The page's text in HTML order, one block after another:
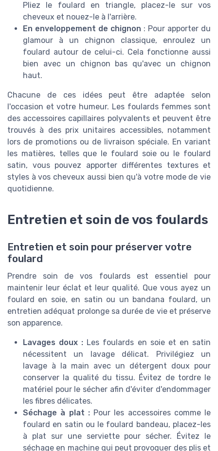
Pliez le foulard en triangle, placez-le sur vos
cheveux et nouez-le à l'arrière.
En enveloppement de chignon : Pour apporter du
glamour à un chignon classique, enroulez un
foulard autour de celui-ci. Cela fonctionne aussi
bien avec un chignon bas qu'avec un chignon
haut.
Chacune de ces idées peut être adaptée selon
l'occasion et votre humeur. Les foulards femmes sont
des accessoires capillaires polyvalents et peuvent être
trouvés à des prix unitaires accessibles, notamment
lors de promotions ou de livraison spéciale. En variant
les matières, telles que le foulard soie ou le foulard
satin, vous pouvez apporter différentes textures et
styles à vos cheveux aussi bien qu'à votre mode de vie
quotidienne.
Entretien et soin de vos foulards
Entretien et soin pour préserver votre
foulard
Prendre soin de vos foulards est essentiel pour
maintenir leur éclat et leur qualité. Que vous ayez un
foulard en soie, en satin ou un bandana foulard, un
entretien adéquat prolonge sa durée de vie et préserve
son apparence.
Lavages doux : Les foulards en soie et en satin
nécessitent un lavage délicat. Privilégiez un
lavage à la main avec un détergent doux pour
conserver la qualité du tissu. Évitez de tordre le
matériel pour le sécher afin d'éviter d'endommager
les fibres délicates.
Séchage à plat :Pour les accessoires comme le
foulard en satin ou le foulard bandeau, placez-les
à plat sur une serviette pour sécher. Évitez le
séchage en machine qui peut provoquer des plis et